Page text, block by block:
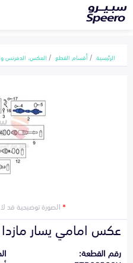
الرئيسية أقسام القطع العكس، الدفرنس
*الصورة توضيحية قد
عكس امامي يسار مازدا مازدا 6
رقم القطعة: